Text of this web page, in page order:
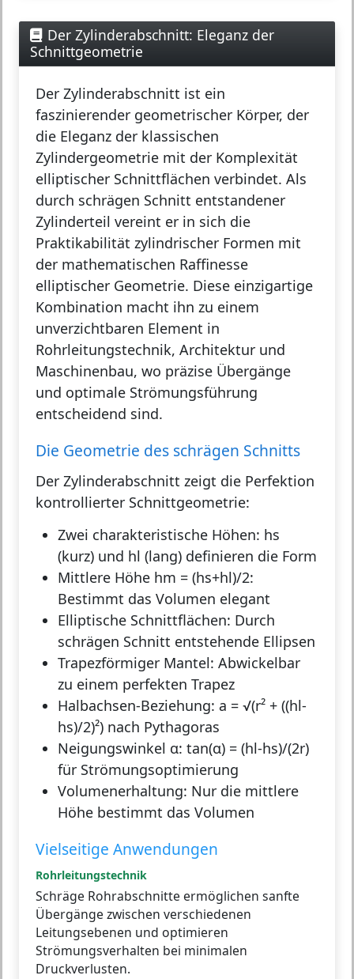
Der Zylinderabschnitt: Eleganz der
Schnittgeometrie
Der Zylinderabschnitt ist ein
faszinierender geometrischer Körper, der
die Eleganz der klassischen
Zylindergeometrie mit der Komplexität
elliptischer Schnittflächen verbindet. Als
durch schrägen Schnitt entstandener
Zylinderteil vereint er in sich die
Praktikabilität zylindrischer Formen mit
der mathematischen Raffinesse
elliptischer Geometrie. Diese einzigartige
Kombination macht ihn zu einem
unverzichtbaren Element in
Rohrleitungstechnik, Architektur und
Maschinenbau, wo präzise Übergänge
und optimale Strömungsführung
entscheidend sind.
Die Geometrie des schrägen Schnitts
Der Zylinderabschnitt zeigt die Perfektion
kontrollierter Schnittgeometrie:
Zwei charakteristische Höhen: hs
(kurz) und hl (lang) definieren die Form
Mittlere Höhe hm = (hs+hl)/2:
Bestimmt das Volumen elegant
Elliptische Schnittflächen: Durch
schrägen Schnitt entstehende Ellipsen
Trapezförmiger Mantel: Abwickelbar
zu einem perfekten Trapez
Halbachsen-Beziehung: a = √(r² + ((hl-
hs)/2)²) nach Pythagoras
Neigungswinkel α: tan(α) = (hl-hs)/(2r)
für Strömungsoptimierung
Volumenerhaltung: Nur die mittlere
Höhe bestimmt das Volumen
Vielseitige Anwendungen
Rohrleitungstechnik
Schräge Rohrabschnitte ermöglichen sanfte
Übergänge zwischen verschiedenen
Leitungsebenen und optimieren
Strömungsverhalten bei minimalen
Druckverlusten.